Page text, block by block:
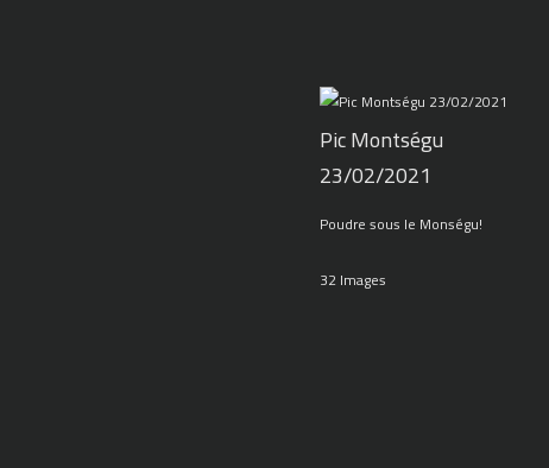
Pic Montségu
23/02/2021
Poudre sous le Monségu!
32 Images